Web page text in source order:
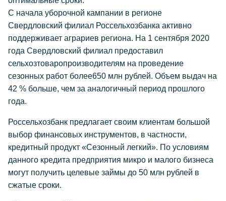
С начала уборочной кампании в регионе
Свердловский филиал Россельхозбанка активно
поддерживает аграриев региона. На 1 сентября 2020
года Свердловский филиал предоставил
сельхозтоваропроизводителям на проведение
сезонных работ более650 млн рублей. Объем выдач на
42 % больше, чем за аналогичный период прошлого
года.
Россельхозбанк предлагает своим клиентам большой
выбор финансовых инструментов, в частности,
кредитный продукт «Сезонный легкий». По условиям
данного кредита предприятия микро и малого бизнеса
могут получить целевые займы до 50 млн рублей в
сжатые сроки.